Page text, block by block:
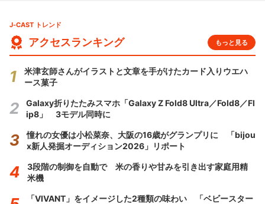
J-CAST トレンド
アクセスランキング もっと見る
米津玄師さんがイラストと文章を手がけたカード入りウエハ
ース菓子
Galaxy折りたたみスマホ「Galaxy Z Fold8 Ultra／Fold8／Fl
ip8」 3モデル同時に
憧れの女優は小松菜奈、大阪の16歳がグランプリに 「bijou
x新人発掘オーディション2026」リポート
3段階の制御を自動で 米の香りや甘みを引き出す家庭用精
米機
「VIVANT」をイメージした2種類の味わい 「ベビースター